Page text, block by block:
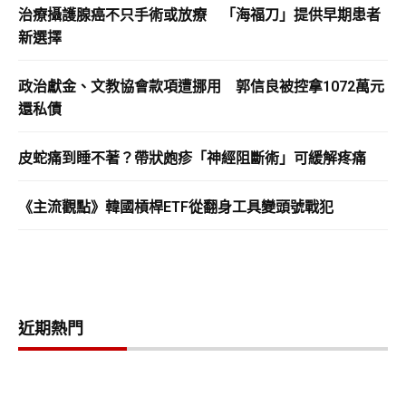
治療攝護腺癌不只手術或放療 「海福刀」提供早期患者
新選擇
政治獻金、文教協會款項遭挪用 郭信良被控拿1072萬元
還私債
皮蛇痛到睡不著？帶狀皰疹「神經阻斷術」可緩解疼痛
《主流觀點》韓國槓桿ETF從翻身工具變頭號戰犯
近期熱門